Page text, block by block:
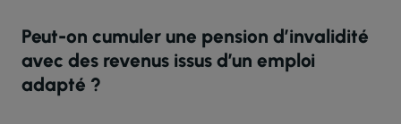
Peut-on cumuler une pension d’invalidité
avec des revenus issus d’un emploi
adapté ?